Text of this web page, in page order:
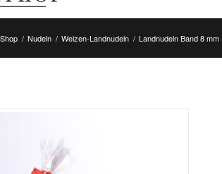
Shop / Nudeln / Weizen-Landnudeln / Landnudeln Band 8 mm